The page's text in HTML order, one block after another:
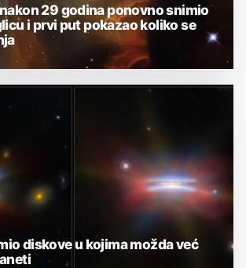
29 godina ponovno snimio
i prvi put pokazao koliko se
diskove u kojima možda već